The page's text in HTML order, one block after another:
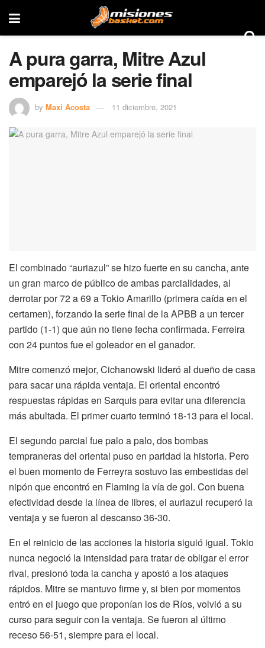
A pura garra, Mitre Azul
emparejó la serie final
by Maxi Acosta 11 diciembre, 2021
El combinado “auriazul” se hizo fuerte en su cancha, ante
un gran marco de público de ambas parcialidades, al
derrotar por 72 a 69 a Tokio Amarillo (primera caída en el
certamen), forzando la serie final de la APBB a un tercer
partido (1-1) que aún no tiene fecha confirmada. Ferreira
con 24 puntos fue el goleador en el ganador.
Mitre comenzó mejor, Cichanowski lideró al dueño de casa
para sacar una rápida ventaja. El oriental encontró
respuestas rápidas en Sarquis para evitar una diferencia
más abultada. El primer cuarto terminó 18-13 para el local.
El segundo parcial fue palo a palo, dos bombas
tempraneras del oriental puso en paridad la historia. Pero
el buen momento de Ferreyra sostuvo las embestidas del
nipón que encontró en Flaming la vía de gol. Con buena
efectividad desde la línea de libres, el auriazul recuperó la
ventaja y se fueron al descanso 36-30.
En el reinicio de las acciones la historia siguió igual. Tokio
nunca negoció la intensidad para tratar de obligar el error
rival, presionó toda la cancha y apostó a los ataques
rápidos. Mitre se mantuvo firme y, si bien por momentos
entró en el juego que proponían los de Ríos, volvió a su
curso para seguir con la ventaja. Se fueron al último
receso 56-51, siempre para el local.